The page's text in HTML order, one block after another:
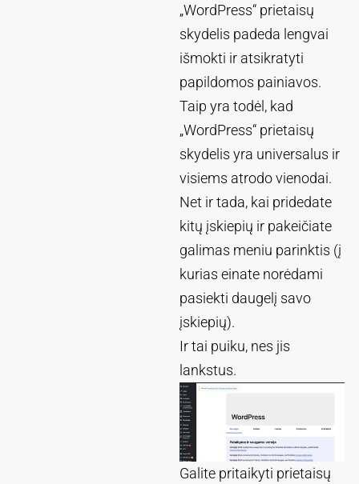
„WordPress“ prietaisų
skydelis padeda lengvai
išmokti ir atsikratyti
papildomos painiavos.
Taip yra todėl, kad
„WordPress“ prietaisų
skydelis yra universalus ir
visiems atrodo vienodai.
Net ir tada, kai pridedate
kitų įskiepių ir pakeičiate
galimas meniu parinktis (į
kurias einate norėdami
pasiekti daugelį savo
įskiepių).
Ir tai puiku, nes jis
lankstus.
Galite pritaikyti prietaisų